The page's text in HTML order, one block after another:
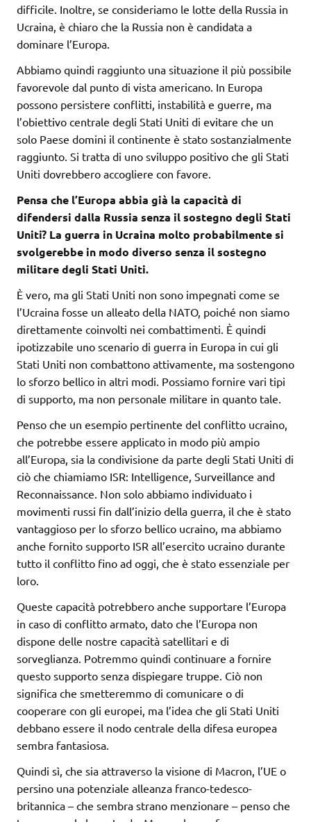
difficile. Inoltre, se consideriamo le lotte della Russia in
Ucraina, è chiaro che la Russia non è candidata a
dominare l’Europa.
Abbiamo quindi raggiunto una situazione il più possibile
favorevole dal punto di vista americano. In Europa
possono persistere conflitti, instabilità e guerre, ma
l’obiettivo centrale degli Stati Uniti di evitare che un
solo Paese domini il continente è stato sostanzialmente
raggiunto. Si tratta di uno sviluppo positivo che gli Stati
Uniti dovrebbero accogliere con favore.
Pensa che l’Europa abbia già la capacità di
difendersi dalla Russia senza il sostegno degli Stati
Uniti? La guerra in Ucraina molto probabilmente si
svolgerebbe in modo diverso senza il sostegno
militare degli Stati Uniti.
È vero, ma gli Stati Uniti non sono impegnati come se
l’Ucraina fosse un alleato della NATO, poiché non siamo
direttamente coinvolti nei combattimenti. È quindi
ipotizzabile uno scenario di guerra in Europa in cui gli
Stati Uniti non combattono attivamente, ma sostengono
lo sforzo bellico in altri modi. Possiamo fornire vari tipi
di supporto, ma non personale militare in quanto tale.
Penso che un esempio pertinente del conflitto ucraino,
che potrebbe essere applicato in modo più ampio
all’Europa, sia la condivisione da parte degli Stati Uniti di
ciò che chiamiamo ISR: Intelligence, Surveillance and
Reconnaissance. Non solo abbiamo individuato i
movimenti russi fin dall’inizio della guerra, il che è stato
vantaggioso per lo sforzo bellico ucraino, ma abbiamo
anche fornito supporto ISR all’esercito ucraino durante
tutto il conflitto fino ad oggi, che è stato essenziale per
loro.
Queste capacità potrebbero anche supportare l’Europa
in caso di conflitto armato, dato che l’Europa non
dispone delle nostre capacità satellitari e di
sorveglianza. Potremmo quindi continuare a fornire
questo supporto senza dispiegare truppe. Ciò non
significa che smetteremmo di comunicare o di
cooperare con gli europei, ma l’idea che gli Stati Uniti
debbano essere il nodo centrale della difesa europea
sembra fantasiosa.
Quindi sì, che sia attraverso la visione di Macron, l’UE o
persino una potenziale alleanza franco-tedesco-
britannica – che sembra strano menzionare – penso che